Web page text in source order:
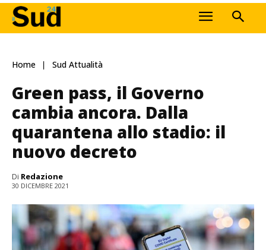
Home Sud Attualità
Green pass, il Governo
cambia ancora. Dalla
quarantena allo stadio: il
nuovo decreto
Di Redazione
30 DICEMBRE 2021